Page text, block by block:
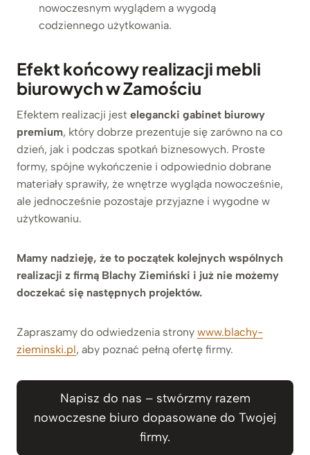
nowoczesnym wyglądem a wygodą
codziennego użytkowania.
Efekt końcowy realizacji mebli
biurowych w Zamościu
Efektem realizacji jest elegancki gabinet biurowy
premium, który dobrze prezentuje się zarówno na co
dzień, jak i podczas spotkań biznesowych. Proste
formy, spójne wykończenie i odpowiednio dobrane
materiały sprawiły, że wnętrze wygląda nowocześnie,
ale jednocześnie pozostaje przyjazne i wygodne w
użytkowaniu.
Mamy nadzieję, że to początek kolejnych wspólnych
realizacji z firmą Blachy Ziemiński i już nie możemy
doczekać się następnych projektów.
Zapraszamy do odwiedzenia strony www.blachy-
zieminski.pl, aby poznać pełną ofertę firmy.
Napisz do nas – stwórzmy razem
nowoczesne biuro dopasowane do Twojej
firmy.